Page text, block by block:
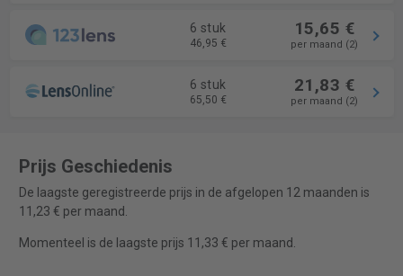
6 stuk
46,95 €
15,65 €
per maand (2)
6 stuk
65,50 €
21,83 €
per maand (2)
Prijs Geschiedenis
De laagste geregistreerde prijs in de afgelopen 12 maanden is
11,23 € per maand.
Momenteel is de laagste prijs 11,33 € per maand.